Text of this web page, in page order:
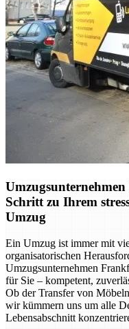
Schritt zu Ihrem
Umzug
Ein Umzug ist immer mit
organisatorischen
Umzugsunternehmen
für Sie – kompetent,
Ob der Transfer von
wir kümmern uns um alle
Lebensabschnitt